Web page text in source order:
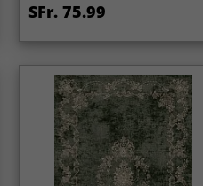
SFr. 75.99